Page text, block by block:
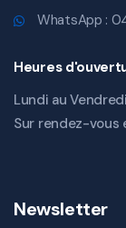
WhatsApp :
Heures
Lundi au
Sur rendez-vous
Newsletter